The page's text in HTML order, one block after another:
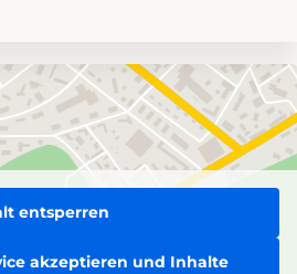
entsperren
akzeptieren und Inhalte